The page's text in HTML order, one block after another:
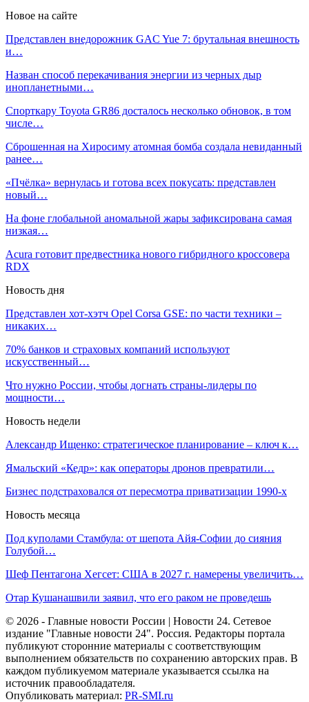
Новое на сайте
Представлен внедорожник GAC Yue 7: брутальная внешность
и…
Назван способ перекачивания энергии из черных дыр
инопланетными…
Спорткару Toyota GR86 досталось несколько обновок, в том
числе…
Сброшенная на Хиросиму атомная бомба создала невиданный
ранее…
«Пчёлка» вернулась и готова всех покусать: представлен
новый…
На фоне глобальной аномальной жары зафиксирована самая
низкая…
Acura готовит предвестника нового гибридного кроссовера
RDX
Новость дня
Представлен хот-хэтч Opel Corsa GSE: по части техники –
никаких…
70% банков и страховых компаний используют
искусственный…
Что нужно России, чтобы догнать страны-лидеры по
мощности…
Новость недели
Александр Ищенко: стратегическое планирование – ключ к…
Ямальский «Кедр»: как операторы дронов превратили…
Бизнес подстраховался от пересмотра приватизации 1990-х
Новость месяца
Под куполами Стамбула: от шепота Айя-Софии до сияния
Голубой…
Шеф Пентагона Хегсет: США в 2027 г. намерены увеличить…
Отар Кушанашвили заявил, что его раком не проведешь
© 2026 - Главные новости России | Новости 24. Сетевое
издание "Главные новости 24". Россия. Редакторы портала
публикуют сторонние материалы с соответствующим
выполнением обязательств по сохранению авторских прав. В
каждом публикуемом материале указывается ссылка на
источник правообладателя.
Опубликовать материал: PR-SMI.ru